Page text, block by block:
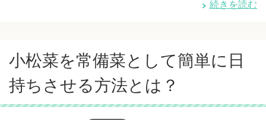
続きを読む
小松菜を常備菜として簡単に日
持ちさせる方法とは？